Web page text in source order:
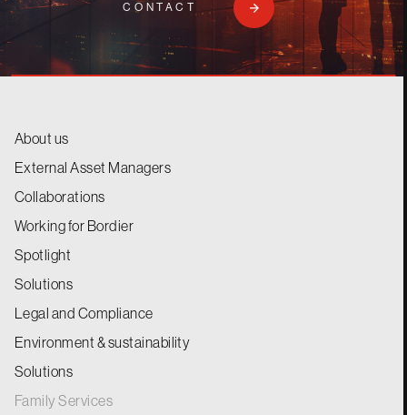
CONTACT
About us
External Asset Managers
Collaborations
Working for Bordier
Spotlight
Solutions
Legal and Compliance
Environment & sustainability
Solutions
Family Services